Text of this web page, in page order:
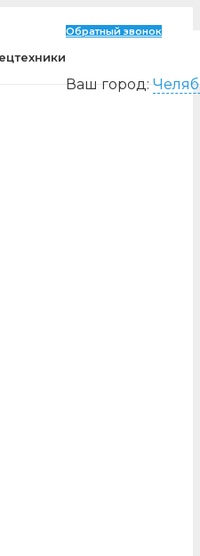
Обратный звонок
Ваш город: